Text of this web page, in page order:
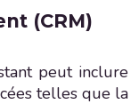
(CRM)
peut inclure
telles que la